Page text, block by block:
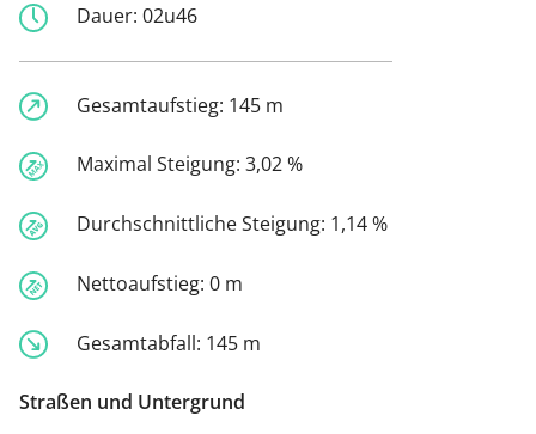
Dauer: 02u46
Gesamtaufstieg: 145 m
Maximal Steigung: 3,02 %
Durchschnittliche Steigung: 1,14 %
Nettoaufstieg: 0 m
Gesamtabfall: 145 m
Straßen und Untergrund